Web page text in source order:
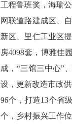
工程鲁班奖，海瑜
网联道路建成区、
新区、里仁工业区提
房4098套 ， 博雅佳
成， “三馆三中心”
设 ， 更新改造市政
96个，打造13个省级
个 ，乡村振兴工作